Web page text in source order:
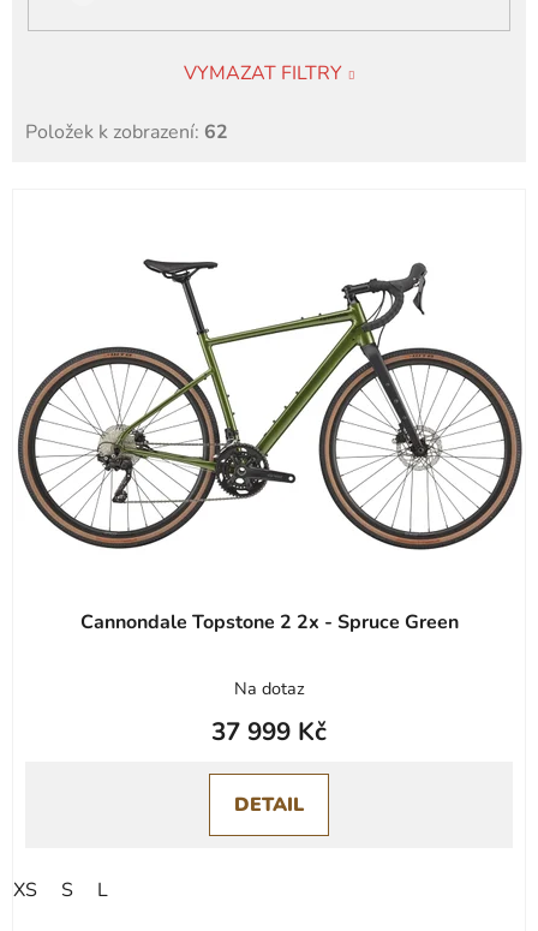
VYMAZAT FILTRY
Položek k zobrazení: 62
o
d
u
Cannondale Topstone 2 2x - Spruce Green
Na dotaz
37 999 Kč
DETAIL
XS S L